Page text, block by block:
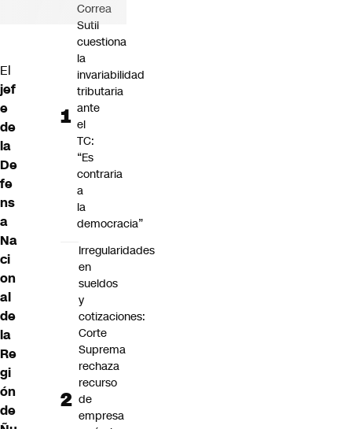
El
jef
e
de
la
De
fe
ns
a
Na
ci
on
al
de
la
Re
gi
ón
de
Correa
Sutil
cuestiona
la
invariabilidad
tributaria
ante
el
TC:
“Es
contraria
a
la
democracia”
Irregularidades
en
sueldos
y
cotizaciones:
Corte
Suprema
rechaza
recurso
de
empresa